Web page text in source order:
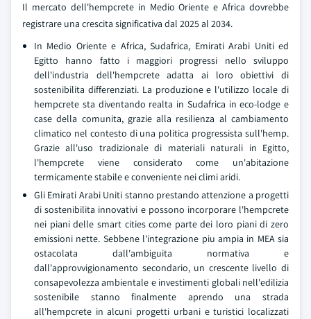
Il mercato dell'hempcrete in Medio Oriente e Africa dovrebbe
registrare una crescita significativa dal 2025 al 2034.
In Medio Oriente e Africa, Sudafrica, Emirati Arabi Uniti ed
Egitto hanno fatto i maggiori progressi nello sviluppo
dell'industria dell'hempcrete adatta ai loro obiettivi di
sostenibilita differenziati. La produzione e l'utilizzo locale di
hempcrete sta diventando realta in Sudafrica in eco-lodge e
case della comunita, grazie alla resilienza al cambiamento
climatico nel contesto di una politica progressista sull'hemp.
Grazie all'uso tradizionale di materiali naturali in Egitto,
l'hempcrete viene considerato come un'abitazione
termicamente stabile e conveniente nei climi aridi.
Gli Emirati Arabi Uniti stanno prestando attenzione a progetti
di sostenibilita innovativi e possono incorporare l'hempcrete
nei piani delle smart cities come parte dei loro piani di zero
emissioni nette. Sebbene l'integrazione piu ampia in MEA sia
ostacolata dall'ambiguita normativa e
dall'approvvigionamento secondario, un crescente livello di
consapevolezza ambientale e investimenti globali nell'edilizia
sostenibile stanno finalmente aprendo una strada
all'hempcrete in alcuni progetti urbani e turistici localizzati